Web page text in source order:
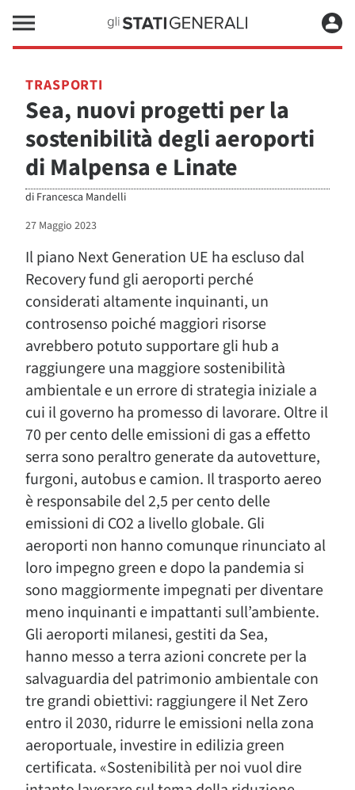
TRASPORTI
Sea, nuovi progetti per la
sostenibilità degli aeroporti
di Malpensa e Linate
di Francesca Mandelli
27 Maggio 2023
Il piano Next Generation UE ha escluso dal
Recovery fund gli aeroporti perché
considerati altamente inquinanti, un
controsenso poiché maggiori risorse
avrebbero potuto supportare gli hub a
raggiungere una maggiore sostenibilità
ambientale e un errore di strategia iniziale a
cui il governo ha promesso di lavorare. Oltre il
70 per cento delle emissioni di gas a effetto
serra sono peraltro generate da autovetture,
furgoni, autobus e camion. Il trasporto aereo
è responsabile del 2,5 per cento delle
emissioni di CO2 a livello globale. Gli
aeroporti non hanno comunque rinunciato al
loro impegno green e dopo la pandemia si
sono maggiormente impegnati per diventare
meno inquinanti e impattanti sull’ambiente.
Gli aeroporti milanesi, gestiti da Sea,
hanno messo a terra azioni concrete per la
salvaguardia del patrimonio ambientale con
tre grandi obiettivi: raggiungere il Net Zero
entro il 2030, ridurre le emissioni nella zona
aeroportuale, investire in edilizia green
certificata. «Sostenibilità per noi vuol dire